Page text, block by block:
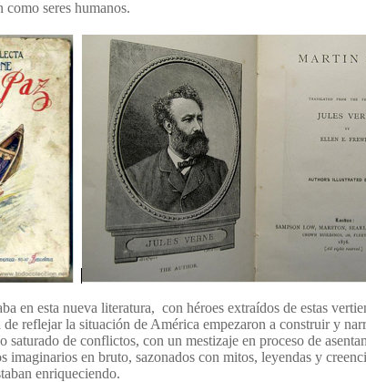
seres humanos.
en esta nueva literatura, con héroes extraídos de estas
de reflejar la situación de América empezaron a construir y
saturado de conflictos, con un mestizaje en proceso de
imaginarios en bruto, sazonados con mitos, leyendas y
enriqueciendo.